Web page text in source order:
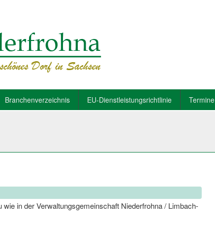
Branchenverzeichnis EU-Dienstleistungsrichtlinie Termine
wie in der Verwaltungsgemeinschaft Niederfrohna / Limbach-